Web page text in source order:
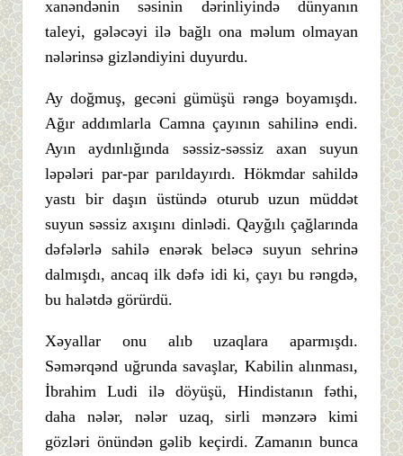
xanəndənin səsinin dərinliyində dünyanın
taleyi, gələcəyi ilə bağlı ona məlum olmayan
nələrinsə gizləndiyini duyurdu.
Ay doğmuş, gecəni gümüşü rəngə boyamışdı.
Ağır addımlarla Camna çayının sahilinə endi.
Ayın aydınlığında səssiz-səssiz axan suyun
ləpələri par-par parıldayırdı. Hökmdar sahildə
yastı bir daşın üstündə oturub uzun müddət
suyun səssiz axışını dinlədi. Qayğılı çağlarında
dəfələrlə sahilə enərək beləcə suyun sehrinə
dalmışdı, ancaq ilk dəfə idi ki, çayı bu rəngdə,
bu halətdə görürdü.
Xəyallar onu alıb uzaqlara aparmışdı.
Səmərqənd uğrunda savaşlar, Kabilin alınması,
İbrahim Ludi ilə döyüşü, Hindistanın fəthi,
daha nələr, nələr uzaq, sirli mənzərə kimi
gözləri önündən gəlib keçirdi. Zamanın bunca